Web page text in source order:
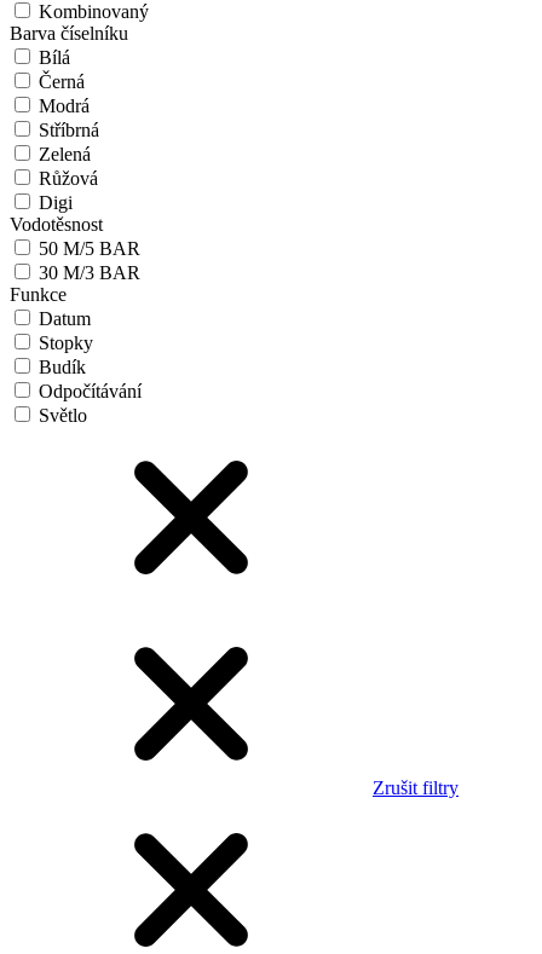
Kombinovaný
Barva číselníku
Bílá
Černá
Modrá
Stříbrná
Zelená
Růžová
Digi
Vodotěsnost
50 M/5 BAR
30 M/3 BAR
Funkce
Datum
Stopky
Budík
Odpočítávání
Světlo
Zrušit filtry